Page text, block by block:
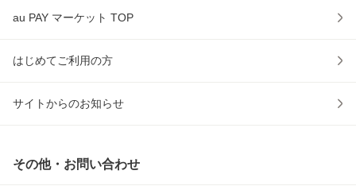
au PAY マーケット TOP
はじめてご利用の方
サイトからのお知らせ
その他・お問い合わせ